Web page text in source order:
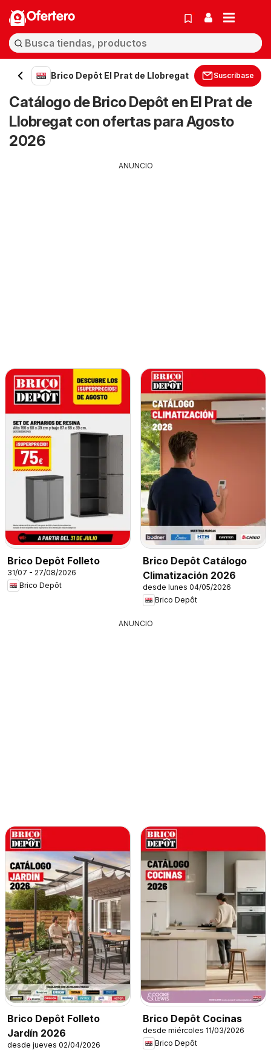
Ofertero
Brico Depôt El Prat de Llobregat Suscríbase
Catálogo de Brico Depôt en El Prat de
Llobregat con ofertas para Agosto
2026
ANUNCIO
Brico Depôt Folleto
31/07 - 27/08/2026
Brico Depôt
Brico Depôt Catálogo
Climatización 2026
desde lunes 04/05/2026
Brico Depôt
ANUNCIO
Brico Depôt Folleto
Jardín 2026
desde jueves 02/04/2026
Brico Depôt Cocinas
desde miércoles 11/03/2026
Brico Depôt